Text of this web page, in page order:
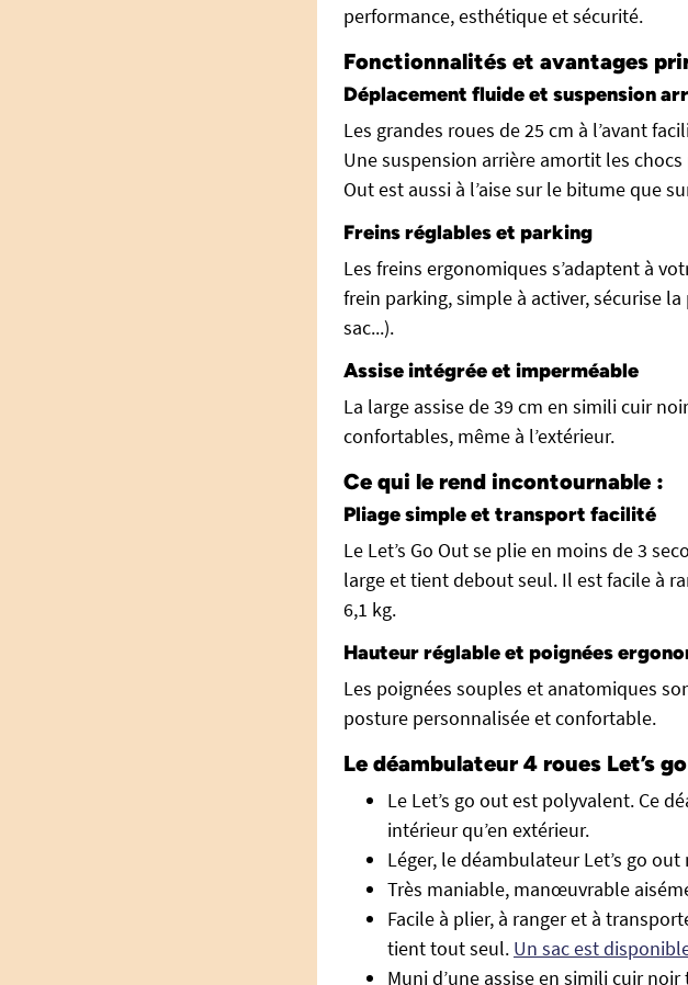
performance, esthétique et sécurité.
Fonctionnalités et avantages
Déplacement fluide et suspension
Les grandes roues de 25 cm à l’avant
Une suspension arrière amortit les
Out est aussi à l’aise sur le bitume que
Freins réglables et parking
Les freins ergonomiques s’adaptent à
frein parking, simple à activer, sécurise
sac...).
Assise intégrée et imperméable
La large assise de 39 cm en simili cuir
confortables, même à l’extérieur.
Ce qui le rend incontournable :
Pliage simple et transport facilité
Le Let’s Go Out se plie en moins de 3
large et tient debout seul. Il est facile à
6,1 kg.
Hauteur réglable et poignées
Les poignées souples et anatomiques
posture personnalisée et confortable.
Le déambulateur 4 roues Let’s
Le Let’s go out est polyvalent. Ce
intérieur qu’en extérieur.
Léger, le déambulateur Let’s go out
Très maniable, manœuvrable
Facile à plier, à ranger et à
tient tout seul. Un sac est
Muni d’une assise en simili cuir